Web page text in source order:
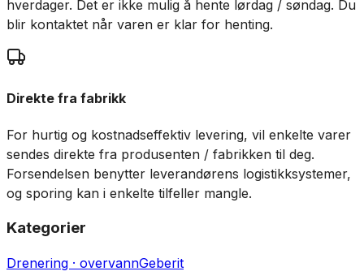
hverdager. Det er ikke mulig å hente lørdag / søndag. Du
blir kontaktet når varen er klar for henting.
Direkte fra fabrikk
For hurtig og kostnadseffektiv levering, vil enkelte varer
sendes direkte fra produsenten / fabrikken til deg.
Forsendelsen benytter leverandørens logistikksystemer,
og sporing kan i enkelte tilfeller mangle.
Kategorier
Drenering · overvannGeberit